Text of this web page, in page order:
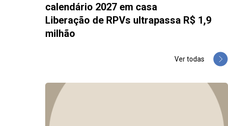
calendário 2027 em casa
Liberação de RPVs ultrapassa R$ 1,9
milhão
Ver todas